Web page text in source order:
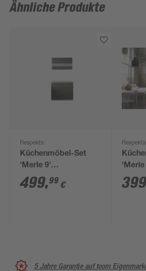
Ähnliche Produkte
Respekta
Küchenmöbel-Set
'Merle 9'
grau/eichefarben 100
cm
499,99 €
Respekta
'Merle
mit
5 Jahre Garantie auf toom